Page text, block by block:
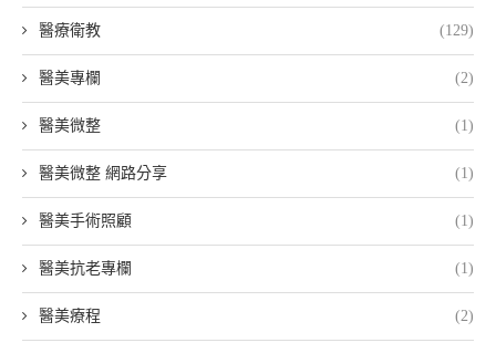
醫療衛教 (129)
醫美專欄 (2)
醫美微整 (1)
醫美微整 網路分享 (1)
醫美手術照顧 (1)
醫美抗老專欄 (1)
醫美療程 (2)